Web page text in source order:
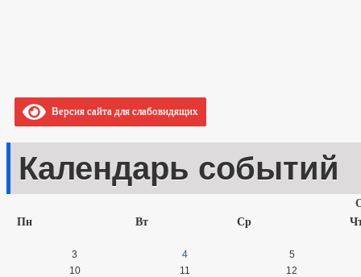
Версия сайта для слабовидящих
Календарь событий
Пн
Вт Ср
3 4
5
10
11
12